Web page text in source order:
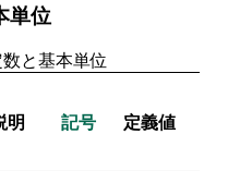
単位
と基本単位
明 記号 定義値